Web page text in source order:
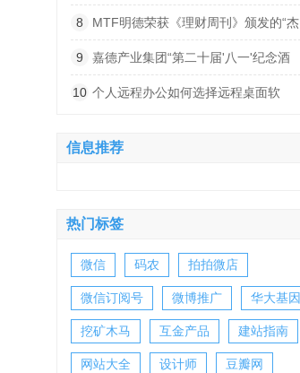
坑
8 MTF明德荣获《理财周刊》颁发的“杰
出卓越赞助商”奖项
9 嘉德产业集团“第二十届'八一'纪念酒
会暨60-80年代梅县地区军分区丰顺武装
10 个人远程办公如何选择远程桌面软
信息推荐
热门标签
微信 码农 拍拍微店
微信订阅号 微博推广 华大基因
挖矿木马 互金产品 建站指南
网站大全 设计师 豆瓣网